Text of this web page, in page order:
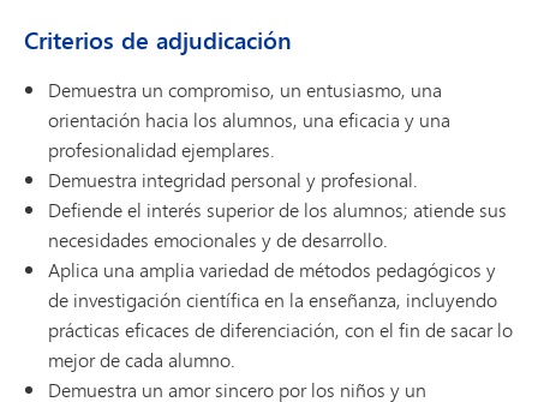
Criterios de adjudicación
Demuestra un compromiso, un entusiasmo, una
orientación hacia los alumnos, una eficacia y una
profesionalidad ejemplares.
Demuestra integridad personal y profesional.
Defiende el interés superior de los alumnos; atiende sus
necesidades emocionales y de desarrollo.
Aplica una amplia variedad de métodos pedagógicos y
de investigación científica en la enseñanza, incluyendo
prácticas eficaces de diferenciación, con el fin de sacar lo
mejor de cada alumno.
Demuestra un amor sincero por los niños y un